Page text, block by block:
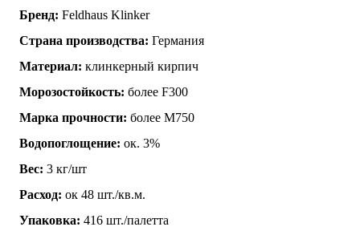
Бренд: Feldhaus Klinker
Страна производства: Германия
Материал: клинкерный кирпич
Морозостойкость: более F300
Марка прочности: более М750
Водопоглощение: ок. 3%
Вес: 3 кг/шт
Расход: ок 48 шт./кв.м.
Упаковка: 416 шт./палетта